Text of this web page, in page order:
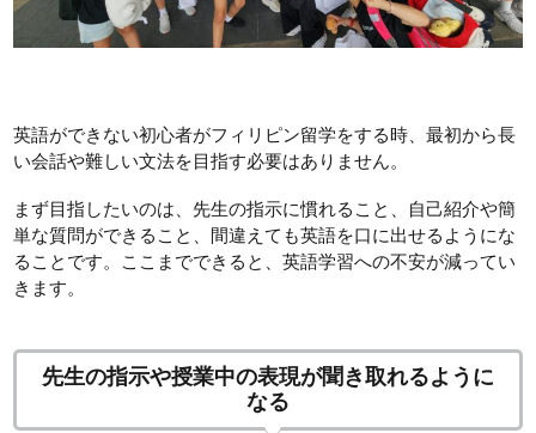
英語ができない初心者がフィリピン留学をする時、最初から長
い会話や難しい文法を目指す必要はありません。
まず目指したいのは、先生の指示に慣れること、自己紹介や簡
単な質問ができること、間違えても英語を口に出せるようにな
ることです。ここまでできると、英語学習への不安が減ってい
きます。
先生の指示や授業中の表現が聞き取れるように
なる